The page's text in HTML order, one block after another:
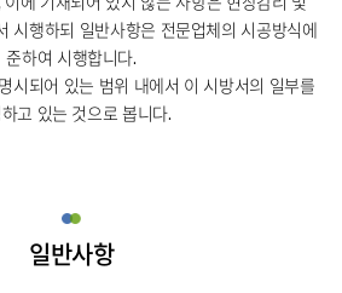
시행하되 일반사항은 전문업체의 시공방식에
준하여 시행합니다.
시되어 있는 범위 내에서 이 시방서의 일부를
고 있는 것으로 봅니다.
일반사항